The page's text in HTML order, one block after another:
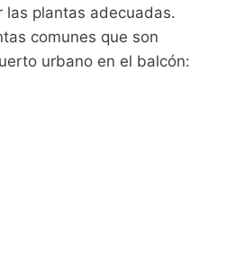
las plantas adecuadas.
comunes que son
urbano en el balcón: